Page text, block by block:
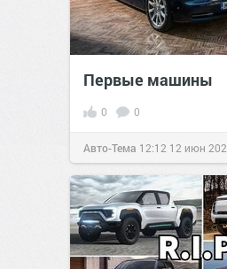
Первые машины
0 0
Авто-Тема 12:12 12 июн